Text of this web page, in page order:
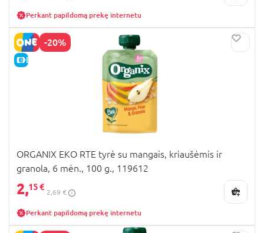
Perkant papildomą prekę internetu
-20%
E-KAINA
ORGANIX EKO RTE tyrė su mangais, kriaušėmis ir
granola, 6 mėn., 100 g., 119612
2,15 €
2,69 €
Perkant papildomą prekę internetu